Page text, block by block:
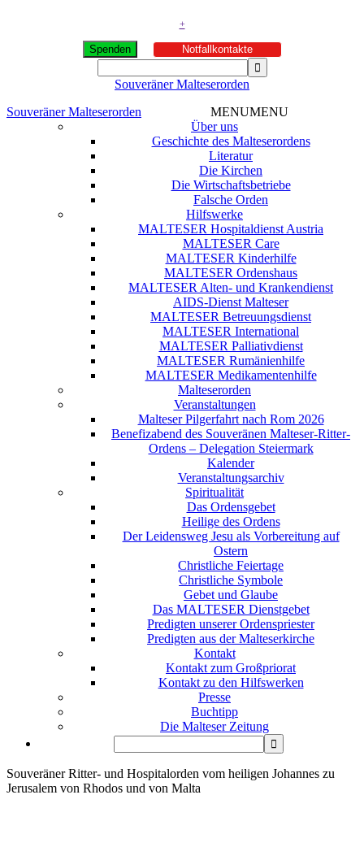
+
Spenden Notfallkontakte
Souveräner Malteserorden
Souveräner Malteserorden
MENUMENU
Über uns
Geschichte des Malteserordens
Literatur
Die Kirchen
Die Wirtschaftsbetriebe
Falsche Orden
Hilfswerke
MALTESER Hospitaldienst Austria
MALTESER Care
MALTESER Kinderhilfe
MALTESER Ordenshaus
MALTESER Alten- und Krankendienst
AIDS-Dienst Malteser
MALTESER Betreuungsdienst
MALTESER International
MALTESER Palliativdienst
MALTESER Rumänienhilfe
MALTESER Medikamentenhilfe
Malteserorden
Veranstaltungen
Malteser Pilgerfahrt nach Rom 2026
Benefizabend des Souveränen Malteser-Ritter-
Ordens – Delegation Steiermark
Kalender
Veranstaltungsarchiv
Spiritualität
Das Ordensgebet
Heilige des Ordens
Der Leidensweg Jesu als Vorbereitung auf
Ostern
Christliche Feiertage
Christliche Symbole
Gebet und Glaube
Das MALTESER Dienstgebet
Predigten unserer Ordenspriester
Predigten aus der Malteserkirche
Kontakt
Kontakt zum Großpriorat
Kontakt zu den Hilfswerken
Presse
Buchtipp
Die Malteser Zeitung
Souveräner Ritter- und Hospitalorden vom heiligen Johannes zu
Jerusalem von Rhodos und von Malta